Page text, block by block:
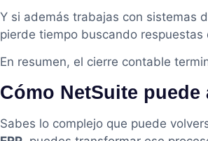
Y si además trabajas con sistemas
pierde tiempo buscando
En resumen, el cierre contable
Cómo NetSuite
Sabes lo complejo que puede